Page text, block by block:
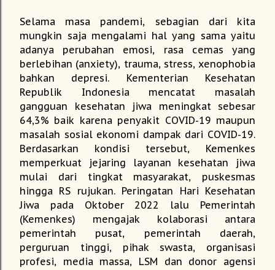
Selama masa pandemi, sebagian dari kita
mungkin saja mengalami hal yang sama yaitu
adanya perubahan emosi, rasa cemas yang
berlebihan (anxiety), trauma, stress, xenophobia
bahkan depresi. Kementerian Kesehatan
Republik Indonesia mencatat masalah
gangguan kesehatan jiwa meningkat sebesar
64,3% baik karena penyakit COVID-19 maupun
masalah sosial ekonomi dampak dari COVID-19.
Berdasarkan kondisi tersebut, Kemenkes
memperkuat jejaring layanan kesehatan jiwa
mulai dari tingkat masyarakat, puskesmas
hingga RS rujukan. Peringatan Hari Kesehatan
Jiwa pada Oktober 2022 lalu Pemerintah
(Kemenkes) mengajak kolaborasi antara
pemerintah pusat, pemerintah daerah,
perguruan tinggi, pihak swasta, organisasi
profesi, media massa, LSM dan donor agensi